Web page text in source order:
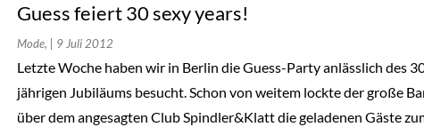
Guess feiert 30 sexy years!
Mode, | 9 Juli 2012
Letzte Woche haben wir in Berlin die Guess-Party anlässlich des
jährigen Jubiläums besucht. Schon von weitem lockte der große
über dem angesagten Club Spindler&Klatt die geladenen Gäste